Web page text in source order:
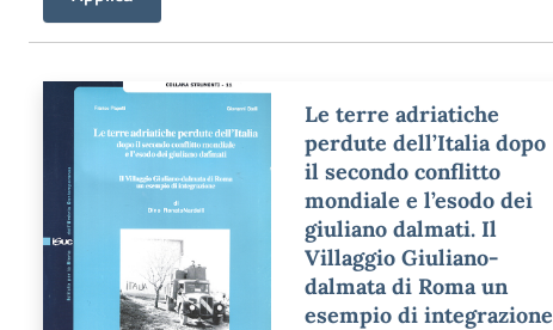
Le terre adriatiche
perdute dell’Italia dopo
il secondo conflitto
mondiale e l’esodo dei
giuliano dalmati. Il
Villaggio Giuliano-
dalmata di Roma un
esempio di integrazione